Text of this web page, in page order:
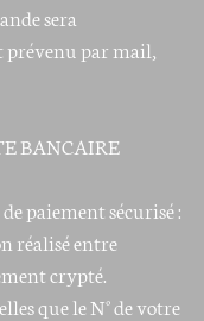
sera
par mail,
BANCAIRE
paiement sécurisé :
réalisé entre
crypté.
que le N° de votre